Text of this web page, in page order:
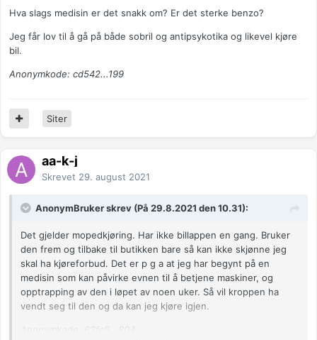
Hva slags medisin er det snakk om? Er det sterke benzo?
Jeg får lov til å gå på både sobril og antipsykotika og likevel kjøre
bil.
Anonymkode: cd542...199
Siter
aa-k-j
Skrevet 29. august 2021
AnonymBruker skrev (På 29.8.2021 den 10.31):
Det gjelder mopedkjøring. Har ikke billappen en gang. Bruker
den frem og tilbake til butikken bare så kan ikke skjønne jeg
skal ha kjøreforbud. Det er p g a at jeg har begynt på en
medisin som kan påvirke evnen til å betjene maskiner, og
opptrapping av den i løpet av noen uker. Så vil kroppen ha
vendt seg til den og da kan jeg kjøre igjen.
Anonymkode: 62fc9...804